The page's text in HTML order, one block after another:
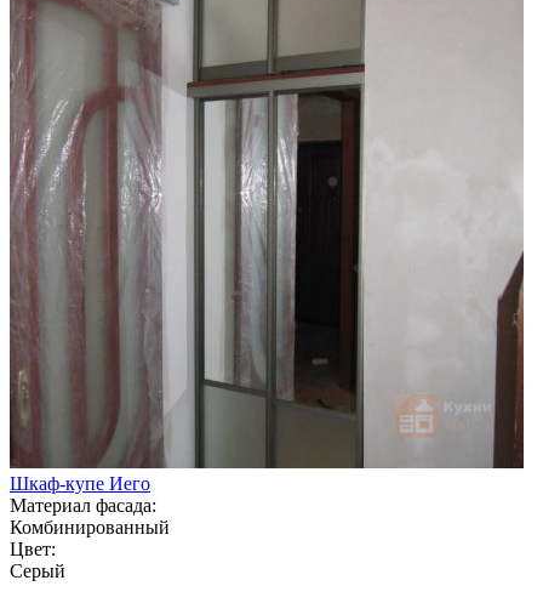
Шкаф-купе Иего
Материал фасада:
Комбинированный
Цвет:
Серый